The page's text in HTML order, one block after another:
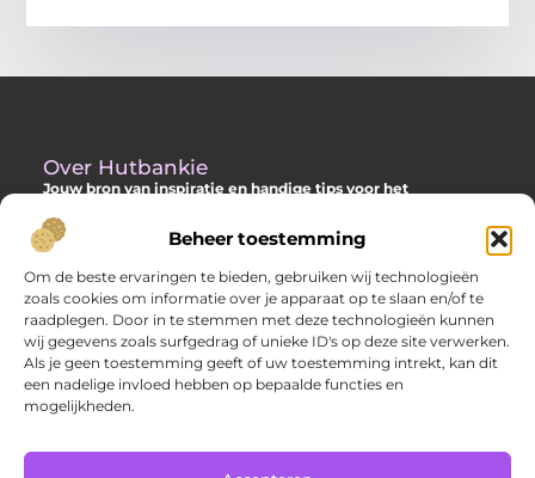
Beheer toestemming
Om de beste ervaringen te bieden, gebruiken wij technologieën
zoals cookies om informatie over je apparaat op te slaan en/of te
raadplegen. Door in te stemmen met deze technologieën kunnen
wij gegevens zoals surfgedrag of unieke ID's op deze site verwerken.
Als je geen toestemming geeft of uw toestemming intrekt, kan dit
een nadelige invloed hebben op bepaalde functies en
mogelijkheden.
Over Hutbankie
Jouw bron van inspiratie en handige tips voor het
Ontdek een ruime collectie blogs en artikelen die je helpen om
het meeste uit je buitenruimte te halen, met praktische
adviezen en verrassende ideeën voor je tuin, veranda of andere
buitenplekken.
Bericht categorie